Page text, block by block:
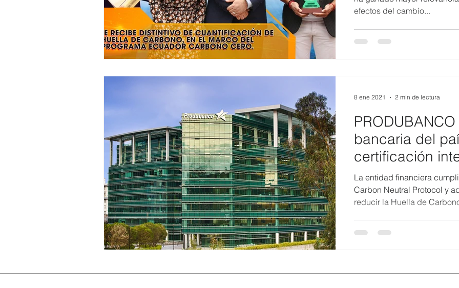
efectos del cambio...
bancaria del
certificación
Carbono Neutro
La entidad financiera
Carbon Neutral Protocol y
reducir la Huella de
8 ene 2021 2 min de lectura